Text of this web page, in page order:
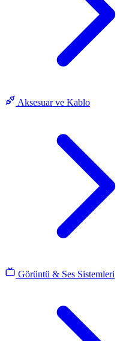
Aksesuar ve Kablo
Görüntü & Ses Sistemleri